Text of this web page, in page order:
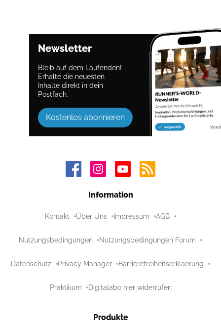
Newsletter
Bleib auf dem Laufenden!
Erhalte die neuesten
Inhalte direkt in dein
Postfach.
Kostenlos abonnieren
Information
Kontakt Über Uns Impressum AGB
Nutzungsbedingungen Nutzungsbedingungen Forum
Datenschutz Privacy Manager Barrierefreiheitserklaerung
Praktikum Digitalabo hier widerrufen
Produkte